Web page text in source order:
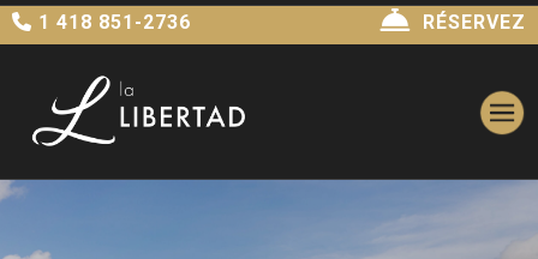
1 418 851-2736 RÉSERVEZ